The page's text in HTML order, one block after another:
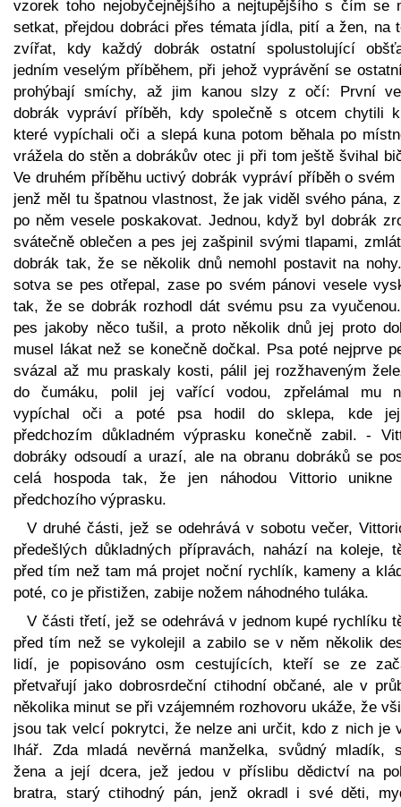
vzorek toho nejobyčejnějšího a nejtupějšího s čím se
setkat, přejdou dobráci přes témata jídla, pití a žen, na
zvířat, kdy každý dobrák ostatní spolustolující
jedním veselým příběhem, při jehož vyprávění se
prohýbají smíchy, až jim kanou slzy z očí: První
dobrák vypráví příběh, kdy společně s otcem chytili
které vypíchali oči a slepá kuna potom běhala po
vrážela do stěn a dobrákův otec ji při tom ještě švihal
Ve druhém příběhu uctivý dobrák vypráví příběh o svém
jenž měl tu špatnou vlastnost, že jak viděl svého pána,
po něm vesele poskakovat. Jednou, když byl dobrák
svátečně oblečen a pes jej zašpinil svými tlapami,
dobrák tak, že se několik dnů nemohl postavit na
sotva se pes otřepal, zase po svém pánovi vesele
tak, že se dobrák rozhodl dát svému psu za
pes jakoby něco tušil, a proto několik dnů jej proto
musel lákat než se konečně dočkal. Psa poté nejprve
svázal až mu praskaly kosti, pálil jej rozžhaveným
do čumáku, polil jej vařící vodou, zpřelámal mu
vypíchal oči a poté psa hodil do sklepa, kde
předchozím důkladném výprasku konečně zabil. -
dobráky odsoudí a urazí, ale na obranu dobráků se
celá hospoda tak, že jen náhodou Vittorio unikne
předchozího výprasku.
V druhé části, jež se odehrává v sobotu večer,
předešlých důkladných přípravách, nahází na koleje,
před tím než tam má projet noční rychlík, kameny a
poté, co je přistižen, zabije nožem náhodného tuláka.
V části třetí, jež se odehrává v jednom kupé rychlíku
před tím než se vykolejil a zabilo se v něm několik
lidí, je popisováno osm cestujících, kteří se ze
přetvařují jako dobrosrdeční ctihodní občané, ale v
několika minut se při vzájemném rozhovoru ukáže, že
jsou tak velcí pokrytci, že nelze ani určit, kdo z nich je
lhář. Zda mladá nevěrná manželka, svůdný mladík,
žena a její dcera, jež jedou v příslibu dědictví na
bratra, starý ctihodný pán, jenž okradl i své děti,